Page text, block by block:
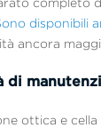
disponibili
ancora
di
ottica e